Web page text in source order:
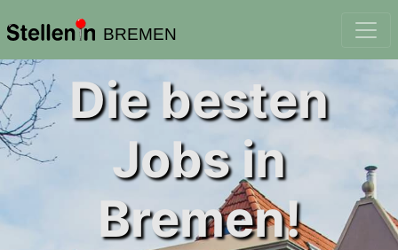
BREMEN
Die besten
Jobs in
Bremen!